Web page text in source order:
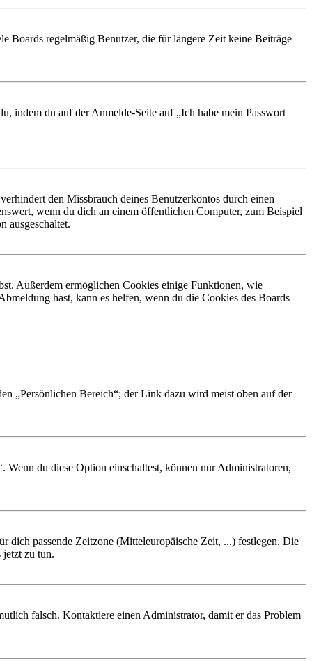
Boards regelmäßig Benutzer, die für längere Zeit keine Beiträge
indem du auf der Anmelde-Seite auf „Ich habe mein Passwort
den Missbrauch deines Benutzerkontos durch einen
wenn du dich an einem öffentlichen Computer, zum Beispiel
ausgeschaltet.
Außerdem ermöglichen Cookies einige Funktionen, wie
hast, kann es helfen, wenn du die Cookies des Boards
„Persönlichen Bereich“; der Link dazu wird meist oben auf der
du diese Option einschaltest, können nur Administratoren,
dich passende Zeitzone (Mitteleuropäische Zeit, ...) festlegen. Die
jetzt zu tun.
falsch. Kontaktiere einen Administrator, damit er das Problem